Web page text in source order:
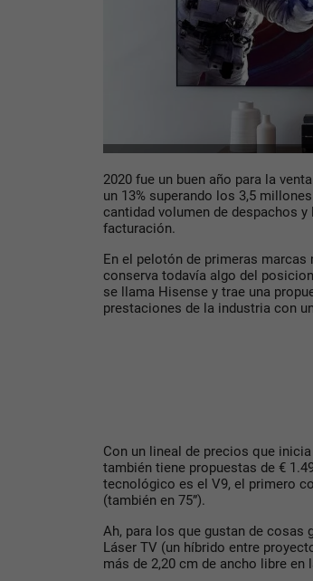
2020 fue un buen año para la
un 13% superando los 3,5
cantidad volumen de despachos
facturación.
En el pelotón de primeras marcas
conserva todavía algo del
se llama Hisense y trae una
prestaciones de la industria con
Con un lineal de precios que
también tiene propuestas de €
tecnológico es el V9, el primero
(también en 75”).
Ah, para los que gustan de cosas
Láser TV (un híbrido entre
más de 2,20 cm de ancho libre en